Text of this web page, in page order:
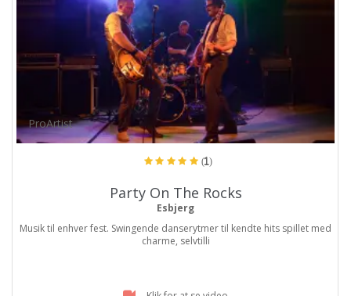
ProArtist
(1)
Party On The Rocks
Esbjerg
Musik til enhver fest. Swingende danserytmer til kendte hits spillet med
charme, selvtilli